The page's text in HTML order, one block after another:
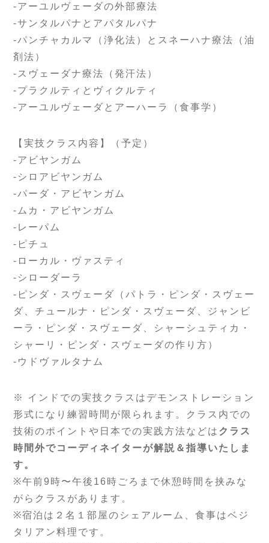
-アーユルヴェーダの外部療法
-サンタルパナとアパタルパナ
-パンチャカルマ（浄化法）とスネーハナ療法（油
剤法）
-スヴェーダナ療法（発汗法）
-プラクルティとヴィクルティ
-アーユルヴェーダとアーハーラ（食事学）
【実技クラス内容】（予定）
-アビヤンガム
-シロアビヤンガム
-パーダ・アビヤンガム
-ムカ・アビヤンガム
-レーパム
-ピチュ
-ローカル・ヴァスティ
-シローダーラ
-ピンダ・スヴェーダ（パトラ・ピンダ・スヴェー
ダ、チュールナ・ピンダ・スヴェーダ、ジャンビ
ーラ・ピンダ・スヴェーダ、シャーシュティカ・
シャーリ・ピンダ・スヴェーダの作り方）
-ウドヴァルタナム
※ インドでの実技クラスはデモンストレーション
形式になり練習時間が限られます。クラス内での
技術のポイントや日本での実践方法などは クラス
時間外でコーディネイターが解説＆指導いたしま
す。
※午前9時〜午後16時ごろまで休憩時間を挟みな
がらクラスがあります。
※宿泊は２名１部屋のシェアルーム、食事はベジ
タリアン料理です。